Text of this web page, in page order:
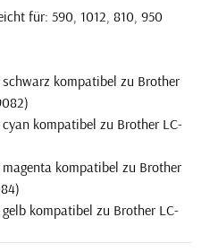
für: 590, 1012, 810, 950
kompatibel zu Brother
kompatibel zu Brother LC-
kompatibel zu Brother
kompatibel zu Brother LC-